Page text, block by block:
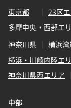
東京都
23区
多摩中央・西部エ
神奈川県
横浜
横浜・川崎内陸エ
神奈川県西エリア
中部